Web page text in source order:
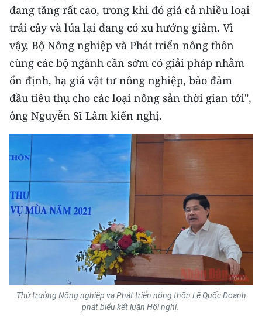
đang tăng rất cao, trong khi đó giá cả nhiều loại
trái cây và lúa lại đang có xu hướng giảm. Vì
vậy, Bộ Nông nghiệp và Phát triển nông thôn
cùng các bộ ngành cần sớm có giải pháp nhằm
ổn định, hạ giá vật tư nông nghiệp, bảo đảm
đầu tiêu thụ cho các loại nông sản thời gian tới",
ông Nguyễn Sĩ Lâm kiến nghị.
Thứ trưởng Nông nghiệp và Phát triển nông thôn Lê Quốc Doanh
phát biểu kết luận Hội nghị.